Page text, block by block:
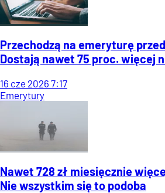
Przechodzą na emeryturę
Dostają nawet 75 proc. więcej
16 cze 2026 7:17
Emerytury
Nawet 728 zł miesięcznie
Nie wszystkim się to podoba